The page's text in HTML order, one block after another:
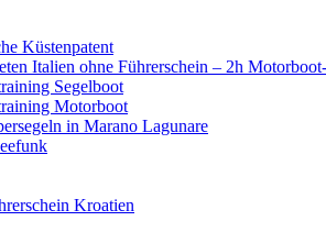
Küstenpatent
Italien ohne Führerschein – 2h
Segelboot
Motorboot
in Marano Lagunare
Kroatien